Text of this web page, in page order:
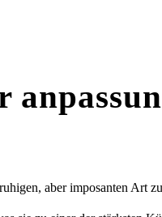
aber imposanten Art